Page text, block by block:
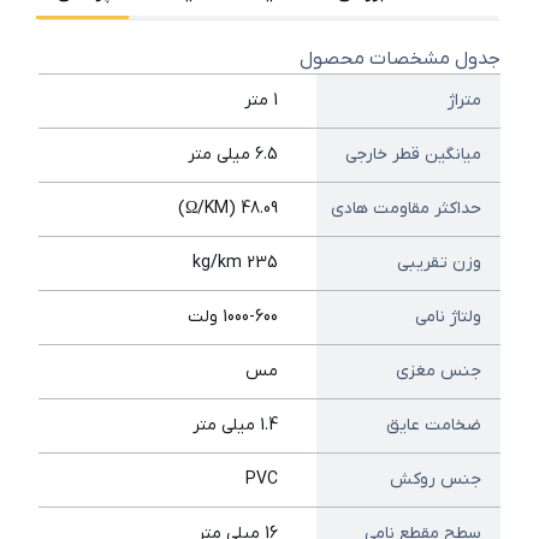
جدول مشخصات محصول
متراژ 1 متر
میانگین قطر خارجی 6.5 میلی متر
حداکثر مقاومت هادی 48.09 (Ω/KM)
وزن تقریبی 235 kg/km
ولتاژ نامی 1000-600 ولت
جنس مغزی مس
ضخامت عایق 1.4 میلی متر
جنس روکش PVC
سطح مقطع نامی 16 میلی متر